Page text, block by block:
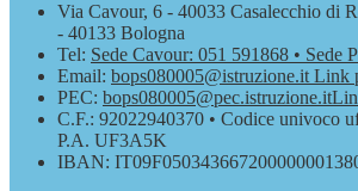
Via Cavour, 6 - 40033 Casalecchio di
- 40133 Bologna
Tel: Sede Cavour: 051 591868 • Sede
Email: bops080005@istruzione.it Link
PEC: bops080005@pec.istruzione.it
C.F.: 92022940370 • Codice univoco
P.A. UF3A5K
IBAN: